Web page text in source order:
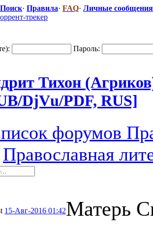
Поиск· Правила· FAQ· Личные сообщения
Пароль:
Тихон
DjV​u/PDF, RUS]
форумов
Православная
15-Авг-2016 01:42Матерь